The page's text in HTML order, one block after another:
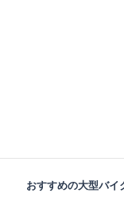
おすすめの大型バイ